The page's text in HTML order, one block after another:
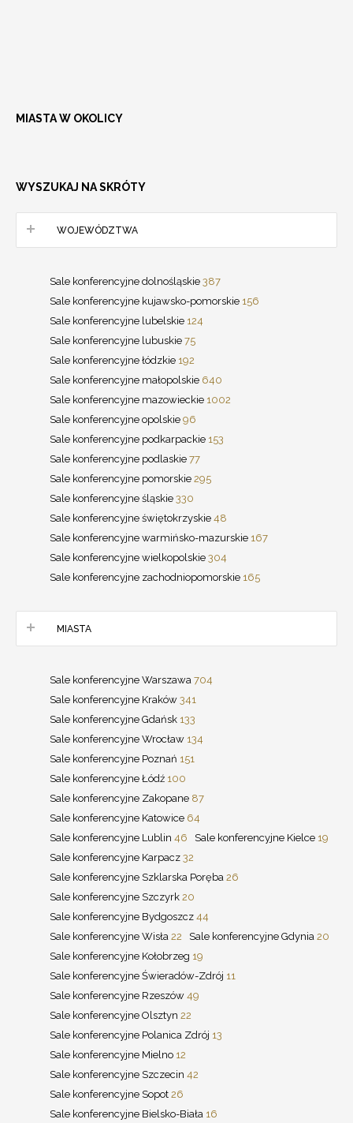
MIASTA W OKOLICY
WYSZUKAJ NA SKRÓTY
WOJEWÓDZTWA
Sale konferencyjne dolnośląskie 387
Sale konferencyjne kujawsko-pomorskie 156
Sale konferencyjne lubelskie 124
Sale konferencyjne lubuskie 75
Sale konferencyjne łódzkie 192
Sale konferencyjne małopolskie 640
Sale konferencyjne mazowieckie 1002
Sale konferencyjne opolskie 96
Sale konferencyjne podkarpackie 153
Sale konferencyjne podlaskie 77
Sale konferencyjne pomorskie 295
Sale konferencyjne śląskie 330
Sale konferencyjne świętokrzyskie 48
Sale konferencyjne warmińsko-mazurskie 167
Sale konferencyjne wielkopolskie 304
Sale konferencyjne zachodniopomorskie 165
MIASTA
Sale konferencyjne Warszawa 704
Sale konferencyjne Kraków 341
Sale konferencyjne Gdańsk 133
Sale konferencyjne Wrocław 134
Sale konferencyjne Poznań 151
Sale konferencyjne Łódź 100
Sale konferencyjne Zakopane 87
Sale konferencyjne Katowice 64
Sale konferencyjne Lublin 46 Sale konferencyjne Kielce 19
Sale konferencyjne Karpacz 32
Sale konferencyjne Szklarska Poręba 26
Sale konferencyjne Szczyrk 20
Sale konferencyjne Bydgoszcz 44
Sale konferencyjne Wisła 22 Sale konferencyjne Gdynia 20
Sale konferencyjne Kołobrzeg 19
Sale konferencyjne Świeradów-Zdrój 11
Sale konferencyjne Rzeszów 49
Sale konferencyjne Olsztyn 22
Sale konferencyjne Polanica Zdrój 13
Sale konferencyjne Mielno 12
Sale konferencyjne Szczecin 42
Sale konferencyjne Sopot 26
Sale konferencyjne Bielsko-Biała 16